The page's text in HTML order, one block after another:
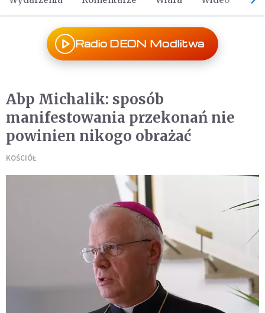
Radio DEON Modlitwa
Abp Michalik: sposób
manifestowania przekonań nie
powinien nikogo obrażać
KOŚCIÓŁ